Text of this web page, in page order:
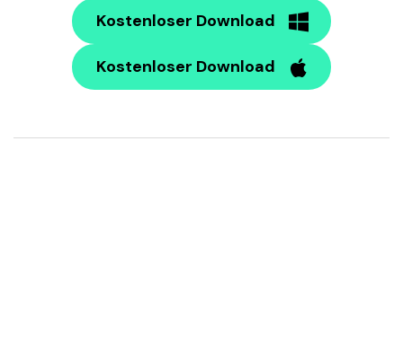
Kostenloser Download
Kostenloser Download